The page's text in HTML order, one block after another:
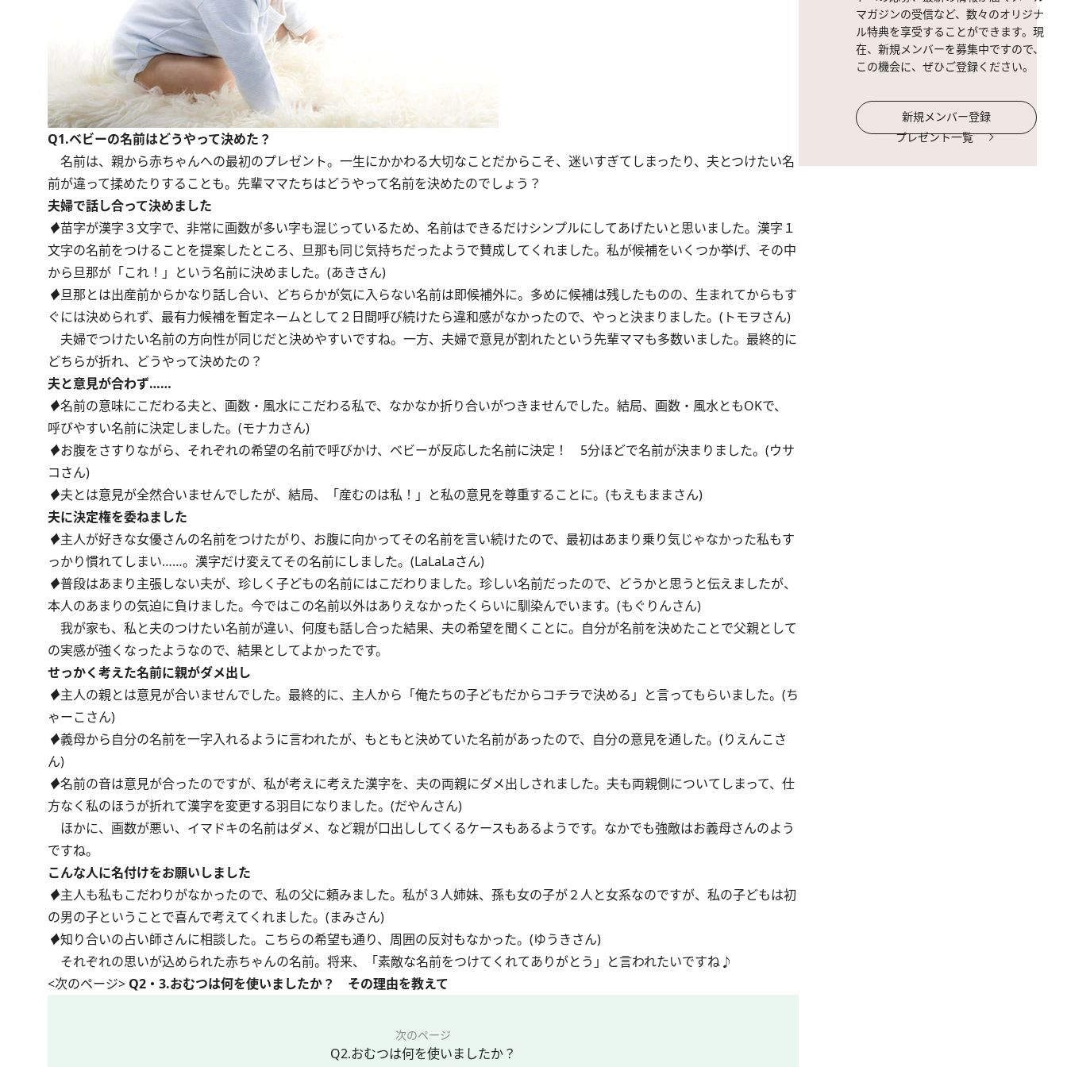
Q1.ベビーの名前はどうやって決めた？
名前は、親から赤ちゃんへの最初のプレゼント。一生にかかわる大切なことだからこそ、迷いすぎてしまったり、夫とつけたい名
前が違って揉めたりすることも。先輩ママたちはどうやって名前を決めたのでしょう？
夫婦で話し合って決めました
♦苗字が漢字３文字で、非常に画数が多い字も混じっているため、名前はできるだけシンプルにしてあげたいと思いました。漢字１
文字の名前をつけることを提案したところ、旦那も同じ気持ちだったようで賛成してくれました。私が候補をいくつか挙げ、その中
から旦那が「これ！」という名前に決めました。(あきさん)
♦旦那とは出産前からかなり話し合い、どちらかが気に入らない名前は即候補外に。多めに候補は残したものの、生まれてからもす
ぐには決められず、最有力候補を暫定ネームとして２日間呼び続けたら違和感がなかったので、やっと決まりました。(トモヲさん)
夫婦でつけたい名前の方向性が同じだと決めやすいですね。一方、夫婦で意見が割れたという先輩ママも多数いました。最終的に
どちらが折れ、どうやって決めたの？
夫と意見が合わず……
♦名前の意味にこだわる夫と、画数・風水にこだわる私で、なかなか折り合いがつきませんでした。結局、画数・風水ともOKで、
呼びやすい名前に決定しました。(モナカさん)
♦お腹をさすりながら、それぞれの希望の名前で呼びかけ、ベビーが反応した名前に決定！ 5分ほどで名前が決まりました。(ウサ
コさん)
♦夫とは意見が全然合いませんでしたが、結局、「産むのは私！」と私の意見を尊重することに。(もえもままさん)
夫に決定権を委ねました
♦主人が好きな女優さんの名前をつけたがり、お腹に向かってその名前を言い続けたので、最初はあまり乗り気じゃなかった私もす
っかり慣れてしまい……。漢字だけ変えてその名前にしました。(LaLaLaさん)
♦普段はあまり主張しない夫が、珍しく子どもの名前にはこだわりました。珍しい名前だったので、どうかと思うと伝えましたが、
本人のあまりの気迫に負けました。今ではこの名前以外はありえなかったくらいに馴染んでいます。(もぐりんさん)
我が家も、私と夫のつけたい名前が違い、何度も話し合った結果、夫の希望を聞くことに。自分が名前を決めたことで父親として
の実感が強くなったようなので、結果としてよかったです。
せっかく考えた名前に親がダメ出し
♦主人の親とは意見が合いませんでした。最終的に、主人から「俺たちの子どもだからコチラで決める」と言ってもらいました。(ち
ゃーこさん)
♦義母から自分の名前を一字入れるように言われたが、もともと決めていた名前があったので、自分の意見を通した。(りえんこさ
ん)
♦名前の音は意見が合ったのですが、私が考えに考えた漢字を、夫の両親にダメ出しされました。夫も両親側についてしまって、仕
方なく私のほうが折れて漢字を変更する羽目になりました。(だやんさん)
ほかに、画数が悪い、イマドキの名前はダメ、など親が口出ししてくるケースもあるようです。なかでも強敵はお義母さんのよう
ですね。
こんな人に名付けをお願いしました
♦主人も私もこだわりがなかったので、私の父に頼みました。私が３人姉妹、孫も女の子が２人と女系なのですが、私の子どもは初
の男の子ということで喜んで考えてくれました。(まみさん)
♦知り合いの占い師さんに相談した。こちらの希望も通り、周囲の反対もなかった。(ゆうきさん)
それぞれの思いが込められた赤ちゃんの名前。将来、「素敵な名前をつけてくれてありがとう」と言われたいですね♪
<次のページ> Q2・3.おむつは何を使いましたか？ その理由を教えて
次のページ
Q2.おむつは何を使いましたか？
マガジンの受信など、数々のオリジナ
ル特典を享受することができます。現
在、新規メンバーを募集中ですので、
この機会に、ぜひご登録ください。
新規メンバー登録
プレゼント一覧